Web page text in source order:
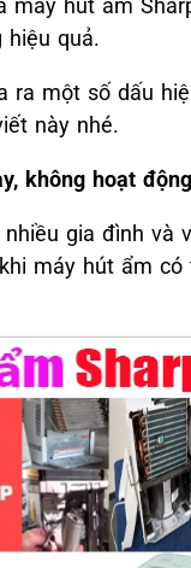
máy hút ẩm
hiệu quả.
một số dấu
này nhé.
không hoạt động
gia đình và
máy hút ẩm